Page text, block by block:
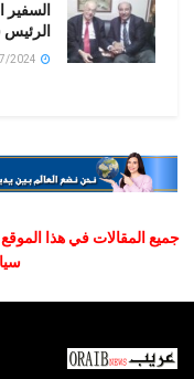
السفير
جميع المقالات في هذا